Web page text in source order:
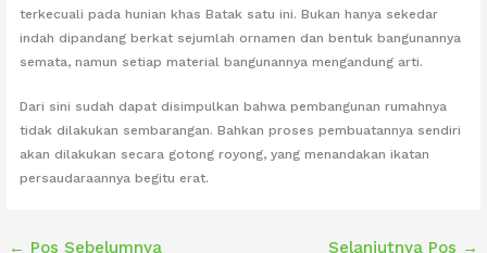
terkecuali pada hunian khas Batak satu ini. Bukan hanya sekedar
indah dipandang berkat sejumlah ornamen dan bentuk bangunannya
semata, namun setiap material bangunannya mengandung arti.
Dari sini sudah dapat disimpulkan bahwa pembangunan rumahnya
tidak dilakukan sembarangan. Bahkan proses pembuatannya sendiri
akan dilakukan secara gotong royong, yang menandakan ikatan
persaudaraannya begitu erat.
← Pos Sebelumnya Selanjutnya Pos →